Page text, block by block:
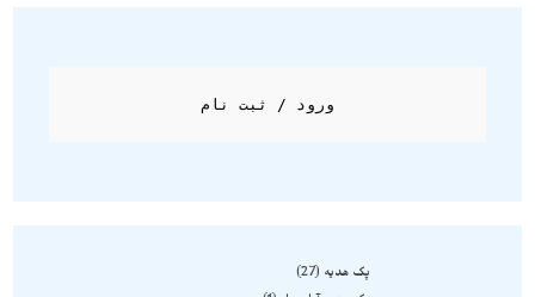
ورود / ثبت نام
پک هدیه
27